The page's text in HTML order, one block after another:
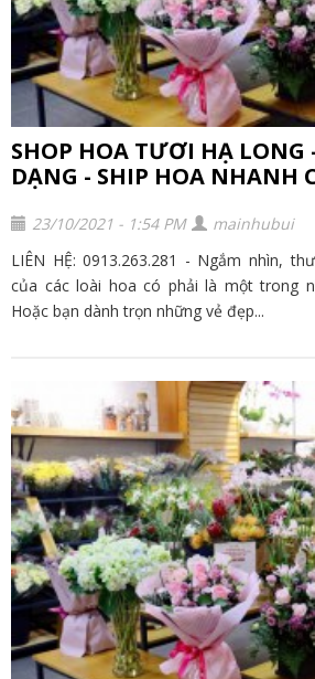
SHOP HOA TƯƠI HẠ
DẠNG - SHIP HOA NHANH
23/10/2021 - 1:54 PM
mainhubui
LIÊN HỆ: 0913.263.281 - Ngắm nhìn,
của các loài hoa có phải là một trong
Hoặc bạn dành trọn những vẻ đẹp...